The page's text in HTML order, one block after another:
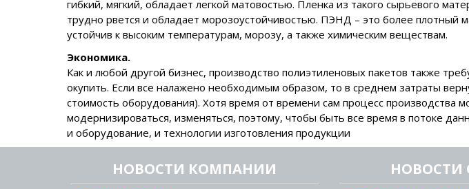
гибкий, мягкий, обладает легкой матовостью. Пленка из такого сырьевого
трудно рвется и обладает морозоустойчивостью. ПЭНД – это более плотный
устойчив к высоким температурам, морозу, а также химическим веществам.
Экономика.
Как и любой другой бизнес, производство полиэтиленовых пакетов также
окупить. Если все налажено необходимым образом, то в среднем затраты
стоимость оборудования). Хотя время от времени сам процесс производства
модернизироваться, изменяться, поэтому, чтобы быть все время в потоке
и оборудование, и технологии изготовления продукции
НОВОСТИ КОМПАНИИ НОВОСТИ